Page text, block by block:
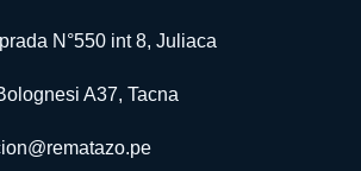
N°550 int 8, Juliaca
A37, Tacna